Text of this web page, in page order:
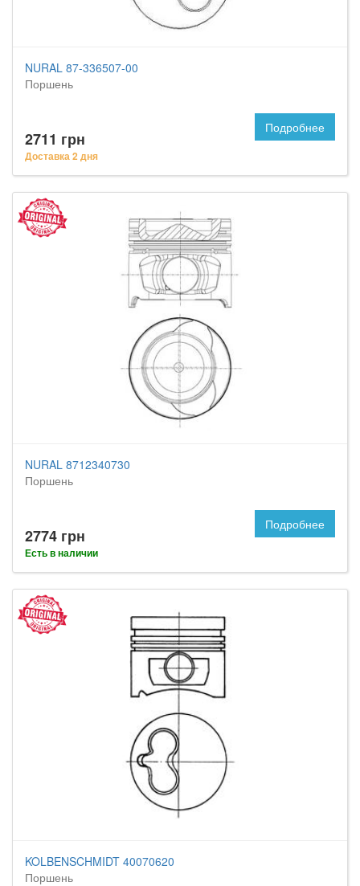
NURAL 87-336507-00
Поршень
2711 грн
Доставка 2 дня
Подробнее
NURAL 8712340730
Поршень
2774 грн
Есть в наличии
Подробнее
KOLBENSCHMIDT 40070620
Поршень